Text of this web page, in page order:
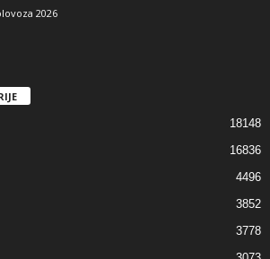
2026
18148
16836
4496
3852
3778